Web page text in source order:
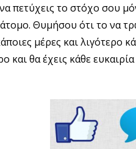
πετύχεις το στόχο σου
Θυμήσου ότι το να
μέρες και λιγότερο
και θα έχεις κάθε